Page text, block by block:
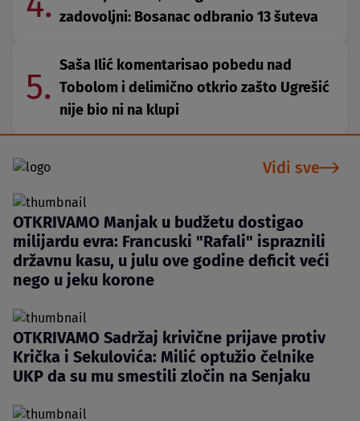
zadovoljni: Bosanac odbranio 13 šuteva
5.
Saša Ilić komentarisao pobedu nad
Tobolom i delimično otkrio zašto Ugrešić
nije bio ni na klupi
Vidi sve
OTKRIVAMO Manjak u budžetu dostigao
milijardu evra: Francuski "Rafali" ispraznili
državnu kasu, u julu ove godine deficit veći
nego u jeku korone
OTKRIVAMO Sadržaj krivične prijave protiv
Krička i Sekulovića: Milić optužio čelnike
UKP da su mu smestili zločin na Senjaku